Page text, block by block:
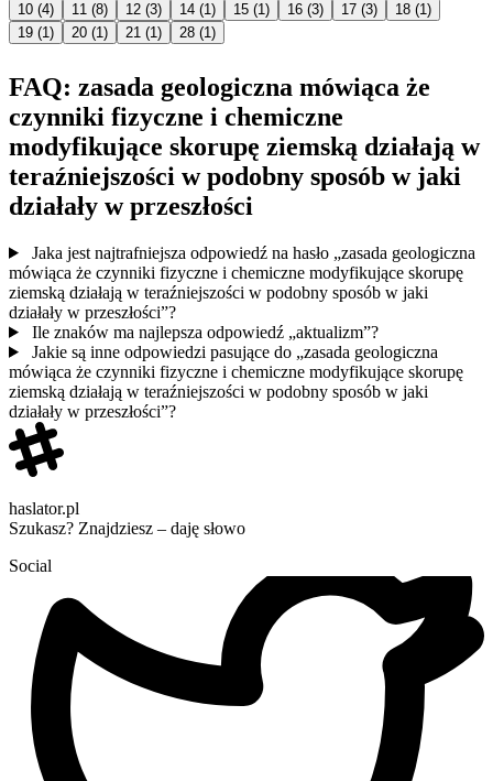
10 (4) 11 (8) 12 (3) 14 (1) 15 (1) 16 (3) 17 (3) 18 (1)
19 (1) 20 (1) 21 (1) 28 (1)
FAQ: zasada geologiczna mówiąca że
czynniki fizyczne i chemiczne
modyfikujące skorupę ziemską działają w
teraźniejszości w podobny sposób w jaki
działały w przeszłości
Jaka jest najtrafniejsza odpowiedź na hasło „zasada geologiczna
mówiąca że czynniki fizyczne i chemiczne modyfikujące skorupę
ziemską działają w teraźniejszości w podobny sposób w jaki
działały w przeszłości”?
Ile znaków ma najlepsza odpowiedź „aktualizm”?
Jakie są inne odpowiedzi pasujące do „zasada geologiczna
mówiąca że czynniki fizyczne i chemiczne modyfikujące skorupę
ziemską działają w teraźniejszości w podobny sposób w jaki
działały w przeszłości”?
haslator.pl
Szukasz? Znajdziesz – daję słowo
Social